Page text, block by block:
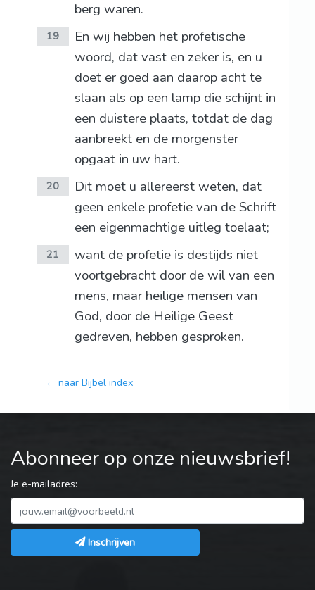
berg waren.
19
En wij hebben het profetische
woord, dat vast en zeker is, en u
doet er goed aan daarop acht te
slaan als op een lamp die schijnt in
een duistere plaats, totdat de dag
aanbreekt en de morgenster
opgaat in uw hart.
20
Dit moet u allereerst weten, dat
geen enkele profetie van de Schrift
een eigenmachtige uitleg toelaat;
21
want de profetie is destijds niet
voortgebracht door de wil van een
mens, maar heilige mensen van
God, door de Heilige Geest
gedreven, hebben gesproken.
← naar Bijbel index
Abonneer op onze nieuwsbrief!
Je e-mailadres:
Inschrijven